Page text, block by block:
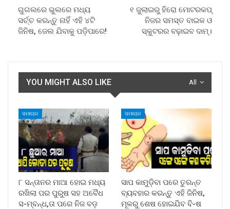
ଗୁଗଲରେ ଭୁଲରେ ମଧ୍ୟ
ସର୍ଚ୍ଚ କରନ୍ତୁ ନାହିଁ ଏହି ୪ଟି
ଜିନିଷ, ଜେଲ ଯିବାକୁ ପଡ଼ିପାରେ!
୧ ଜୁଲାଇରୁ ହିରୋ ମୋଟରକପ୍‌
ନିଜର ସମସ୍ତ ବାଇକ ଓ
ସ୍କୁଟରର ବଢ଼ାଇବ ଦାମ୍‌।
All
YOU MIGHT ALSO LIKE
ସମାଚାର
୮ ସନ୍ତାନର ମାଆ ହୋଇ ମଧ୍ୟ
ରଖିଲା ପର ପୁରୁଷ ସହ ଅବୈଧ
ସ-ମ୍ବନ୍ଧ,ତା ପରେ ନିଜ ବଡ଼
ସମାଚାର
ସାପ କାମୁଡ଼ିବା ପରେ ତୁରନ୍ତ
ବ୍ୟବହାର କରନ୍ତୁ ଏହି ଜିନିଷ,
ମୂଳରୁ ଶେଷ ହୋଇଯିବ ବି-ଷ